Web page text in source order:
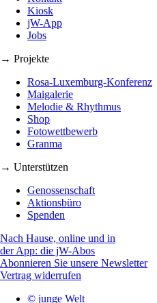
Kiosk
jW-App
Jobs
→ Projekte
Rosa-Luxemburg-Konferenz
Maigalerie
Melodie & Rhythmus
Shop
Fotowettbewerb
Granma
→ Unterstützen
Genossenschaft
Aktionsbüro
Spenden
Nach Hause, online und in
der App: die jW-Abos
Abonnieren Sie unsere Newsletter
Vertrag widerrufen
© junge Welt